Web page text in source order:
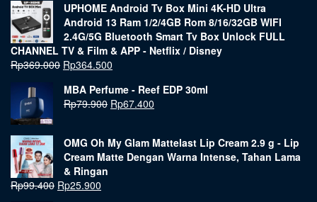
UPHOME Android Tv Box Mini 4K-HD Ultra
Android 13 Ram 1/2/4GB Rom 8/16/32GB WIFI
2.4G/5G Bluetooth Smart Tv Box Unlock FULL
CHANNEL TV & Film & APP - Netflix / Disney
Rp369.000 Rp364.500
MBA Perfume - Reef EDP 30ml
Rp79.900 Rp67.400
OMG Oh My Glam Mattelast Lip Cream 2.9 g - Lip
Cream Matte Dengan Warna Intense, Tahan Lama
& Ringan
Rp99.400 Rp25.900